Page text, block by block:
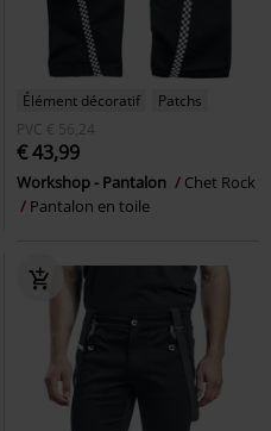
Élément décoratif
Patchs
PVC € 56,24
€ 43,99
Workshop - Pantalon
Chet Rock
Pantalon en toile